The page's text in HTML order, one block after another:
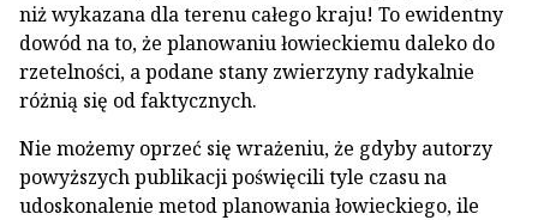
niż wykazana dla terenu całego kraju! To ewidentny
dowód na to, że planowaniu łowieckiemu daleko do
rzetelności, a podane stany zwierzyny radykalnie
różnią się od faktycznych.
Nie możemy oprzeć się wrażeniu, że gdyby autorzy
powyższych publikacji poświęcili tyle czasu na
udoskonalenie metod planowania łowieckiego, ile